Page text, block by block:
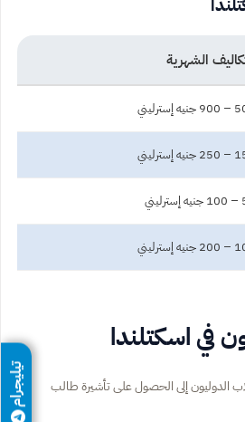
الشهرية
في اسكتلندا
الدوليون إلى الحصول على تأشيرة طالب
تيليجرام